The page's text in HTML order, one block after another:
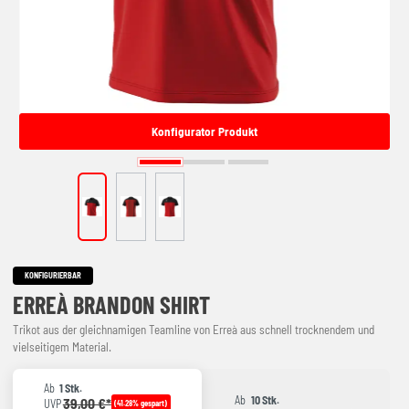
Konfigurator Produkt
KONFIGURIERBAR
ERREÀ BRANDON SHIRT
Trikot aus der gleichnamigen Teamline von Erreà aus schnell trocknendem und
vielseitigem Material.
Ab 1 Stk.
UVP39,00 €* (41.28% gespart) Ab 10 Stk.